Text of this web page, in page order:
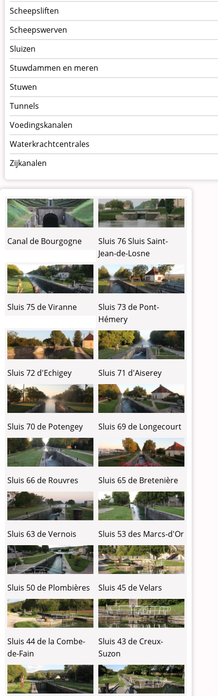
Scheepsliften
Scheepswerven
Sluizen
Stuwdammen en meren
Stuwen
Tunnels
Voedingskanalen
Waterkrachtcentrales
Zijkanalen
Canal de Bourgogne
Sluis 76 Sluis Saint-
Jean-de-Losne
Sluis 75 de Viranne
Sluis 73 de Pont-
Hémery
Sluis 72 d'Echigey Sluis 71 d'Aiserey
Sluis 70 de Potengey Sluis 69 de Longecourt
Sluis 66 de Rouvres Sluis 65 de Bretenière
Sluis 63 de Vernois Sluis 53 des Marcs-d'Or
Sluis 50 de Plombières Sluis 45 de Velars
Sluis 44 de la Combe-
de-Fain
Sluis 43 de Creux-
Suzon